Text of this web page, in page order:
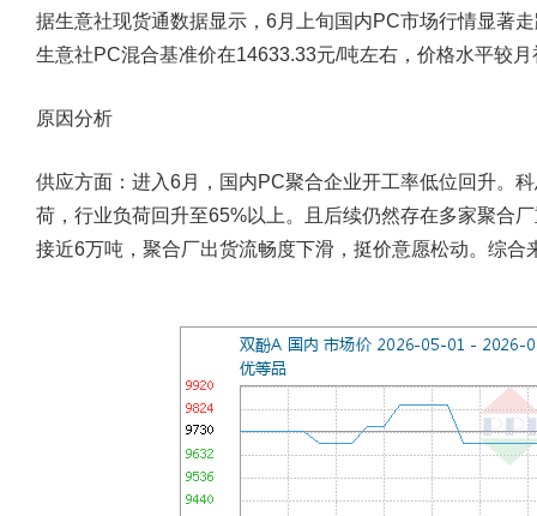
据生意社现货通数据显示，6月上旬国内PC市场行情显著
生意社PC混合基准价在14633.33元/吨左右，价格水平较
原因分析
供应方面： 进入6月，国内PC聚合企业开工率低位回升。
荷，行业负荷回升至65%以上。且后续仍然存在多家聚合
接近6万吨，聚合厂出货流畅度下滑，挺价意愿松动。综